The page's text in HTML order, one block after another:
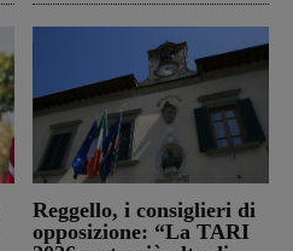
Reggello, i consiglieri di
opposizione: “La TARI